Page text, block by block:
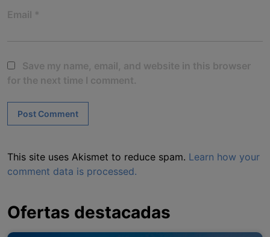
Email *
Save my name, email, and website in this browser
for the next time I comment.
This site uses Akismet to reduce spam. Learn how your
comment data is processed.
Ofertas destacadas